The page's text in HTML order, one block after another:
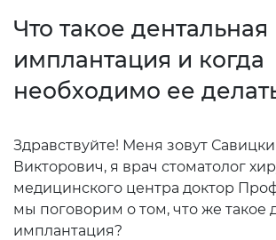
Что такое дентальная
имплантация и когда
необходимо ее
Здравствуйте! Меня зовут
Викторович, я врач стоматолог
медицинского центра доктор
мы поговорим о том, что же такое
имплантация?